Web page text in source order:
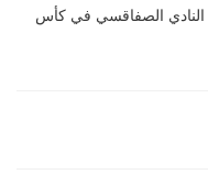
النادي الصفاقسي في كأس